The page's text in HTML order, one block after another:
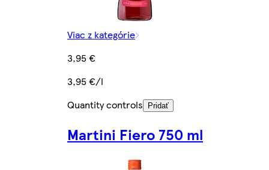
Viac z kategórie
3,95 €
3,95 €/l
Quantity controls
Pridať
Martini Fiero 750 ml